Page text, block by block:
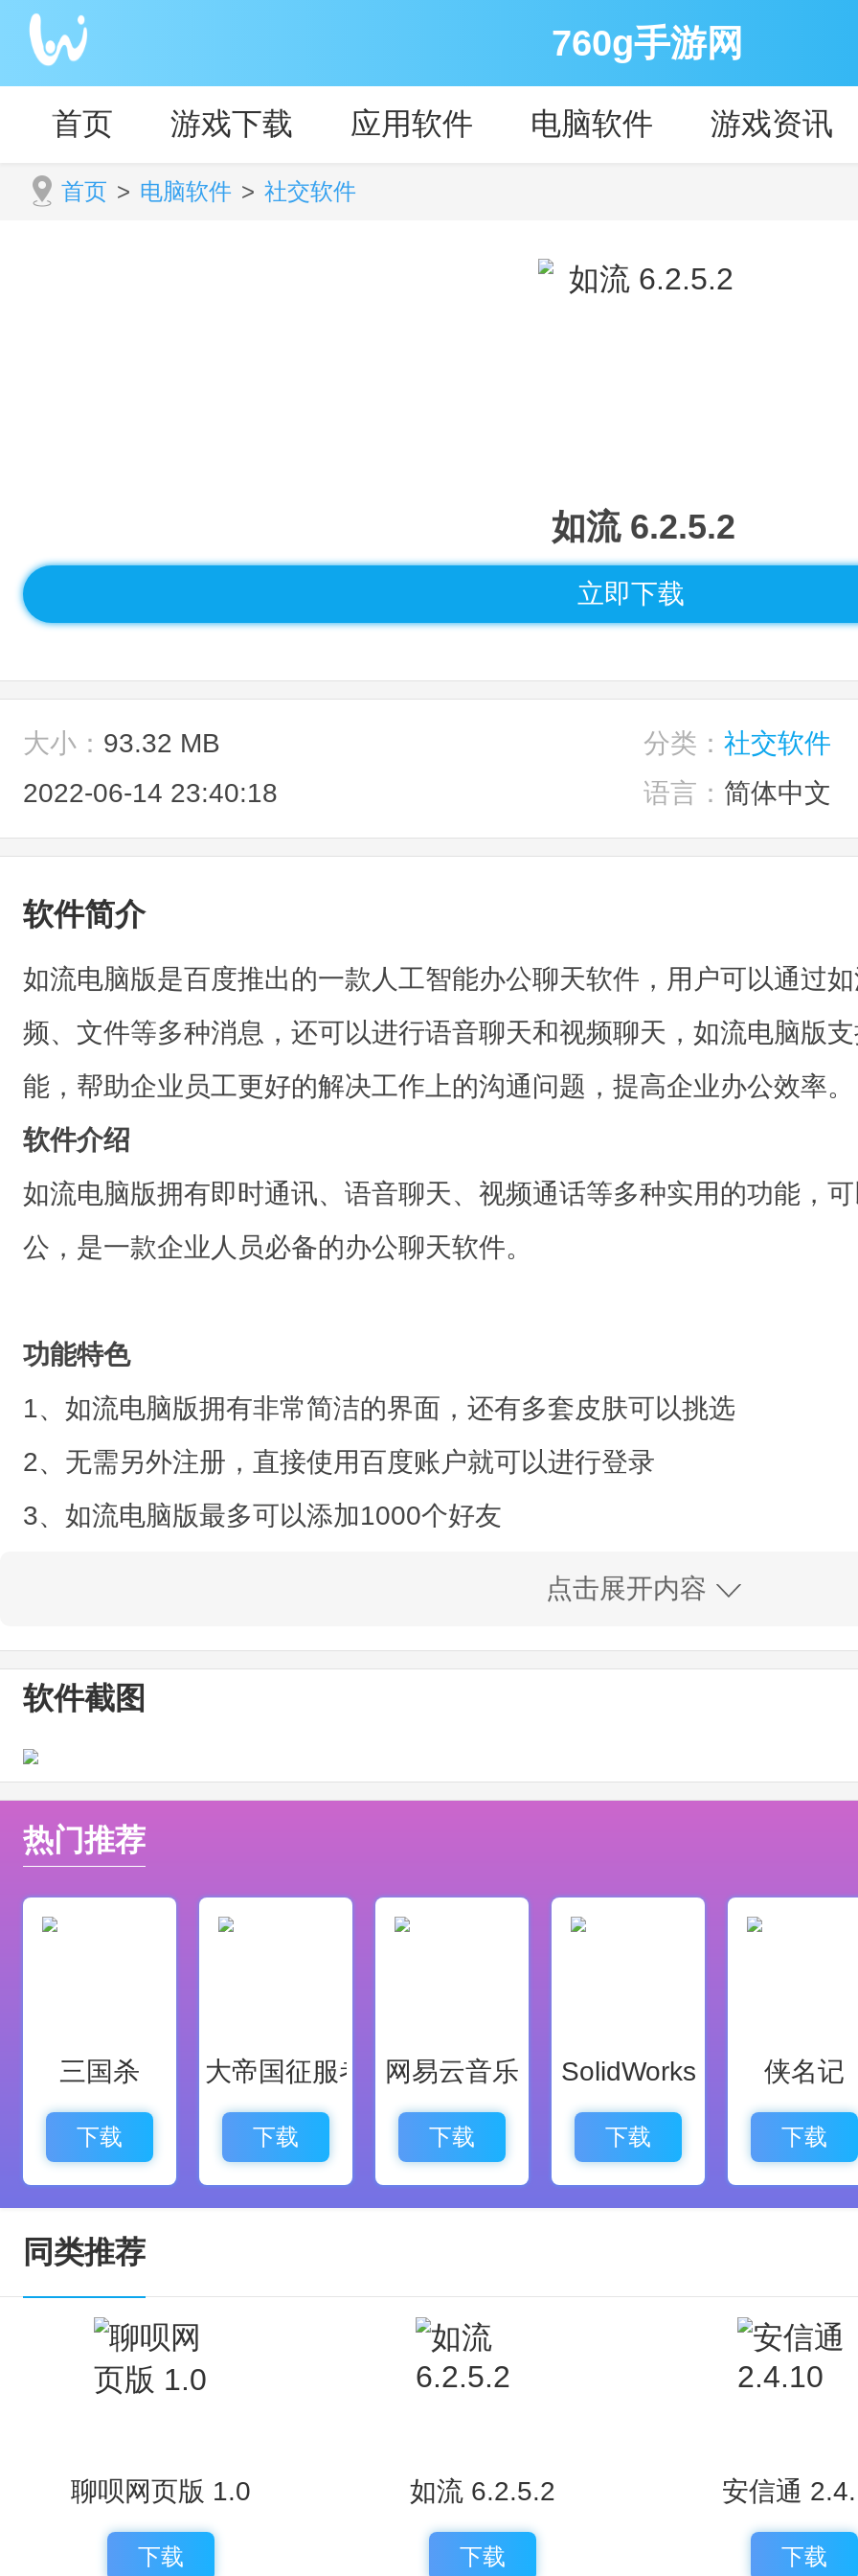
760g手游网
首页 游戏下载 应用软件 电脑软件 游戏资讯
首页 > 电脑软件 > 社交软件
如流 6.2.5.2
立即下载
大小： 93.32 MB 分类： 社交软件
2022-06-14 23:40:18
语言： 简体中文
软件简介
如流电脑版是百度推出的一款人工智能办公聊天软件，用户可以通过
频、文件等多种消息，还可以进行语音聊天和视频聊天，如流电脑版
能，帮助企业员工更好的解决工作上的沟通问题，提高企业办公效率。
软件介绍
如流电脑版拥有即时通讯、语音聊天、视频通话等多种实用的功能，
公，是一款企业人员必备的办公聊天软件。
功能特色
1、如流电脑版拥有非常简洁的界面，还有多套皮肤可以挑选
2、无需另外注册，直接使用百度账户就可以进行登录
3、如流电脑版最多可以添加1000个好友
4、结合了百度搜索，支持网页搜索、图片搜索、MP3搜索
如流电脑版内置了很多实用的办公功能，让企业员工可以更好的解决
点击展开内容
软件截图
热门推荐
三国杀
下载
大帝国征服者
下载
网易云音乐
下载
SolidWorks
下载
侠名记
下载
同类推荐
聊呗网页版 1.0
下载
如流 6.2.5.2
下载
安信通
下载